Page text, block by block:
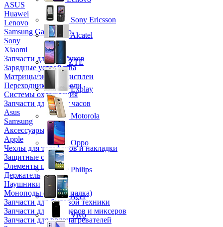
ASUS
Huawei
Lenovo
Samsung Galaxy Tab
Sony
Xiaomi
Запчасти для ноутбуков
Зарядные устройства
Матрицы/экраны/дисплеи
Переходники и кабели
Системы охлаждения
Запчасти для смарт часов
Asus
Samsung
Аксессуары
Apple
Чехлы для телефонов и накладки
Защитные стекла
Элементы питания
Держатель
Наушники
Моноподы (Селфи палка)
Запчасти для бытовой техники
Запчасти для блендеров и миксеров
Запчасти для водонагревателей
Sony Ericsson
Alcatel
ZTE
Explay
Motorola
Oppo
Philips
Acer
Vivo